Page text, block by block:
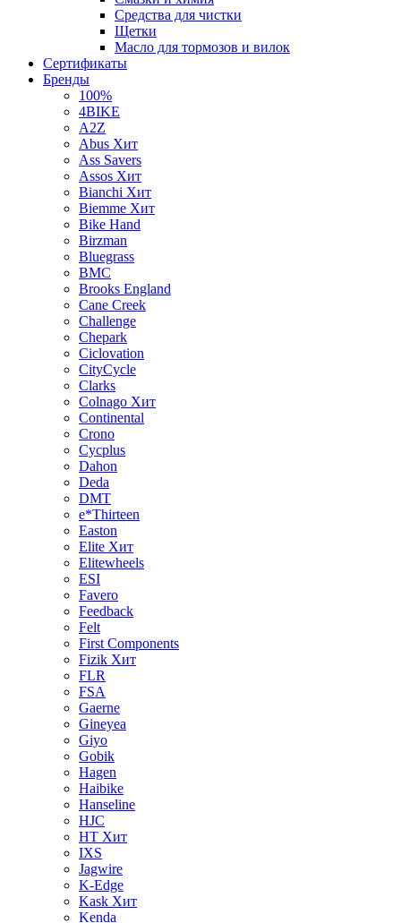
Средства для чистки
Щетки
Масло для тормозов и вилок
Сертификаты
Бренды
100%
4BIKE
A2Z
Abus Хит
Ass Savers
Assos Хит
Bianchi Хит
Biemme Хит
Bike Hand
Birzman
Bluegrass
BMC
Brooks England
Cane Creek
Challenge
Chepark
Ciclovation
CityCycle
Clarks
Colnago Хит
Continental
Crono
Cycplus
Dahon
Deda
DMT
e*Thirteen
Easton
Elite Хит
Elitewheels
ESI
Favero
Feedback
Felt
First Components
Fizik Хит
FLR
FSA
Gaerne
Gineyea
Giyo
Gobik
Hagen
Haibike
Hanseline
HJC
HT Хит
IXS
Jagwire
K-Edge
Kask Хит
Kenda